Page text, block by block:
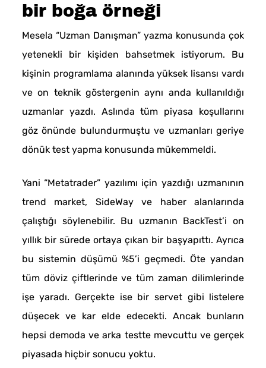
bir boğa örneği
Mesela “Uzman Danışman” yazma konusunda çok
yetenekli bir kişiden bahsetmek istiyorum. Bu
kişinin programlama alanında yüksek lisansı vardı
ve on teknik göstergenin aynı anda kullanıldığı
uzmanlar yazdı. Aslında tüm piyasa koşullarını
göz önünde bulundurmuştu ve uzmanları geriye
dönük test yapma konusunda mükemmeldi.
Yani “Metatrader” yazılımı için yazdığı uzmanının
trend market, SideWay ve haber alanlarında
çalıştığı söylenebilir. Bu uzmanın BackTest’i on
yıllık bir sürede ortaya çıkan bir başyapıttı. Ayrıca
bu sistemin düşümü %5’i geçmedi. Öte yandan
tüm döviz çiftlerinde ve tüm zaman dilimlerinde
işe yaradı. Gerçekte ise bir servet gibi listelere
düşecek ve kar elde edecekti. Ancak bunların
hepsi demoda ve arka testte mevcuttu ve gerçek
piyasada hiçbir sonucu yoktu.